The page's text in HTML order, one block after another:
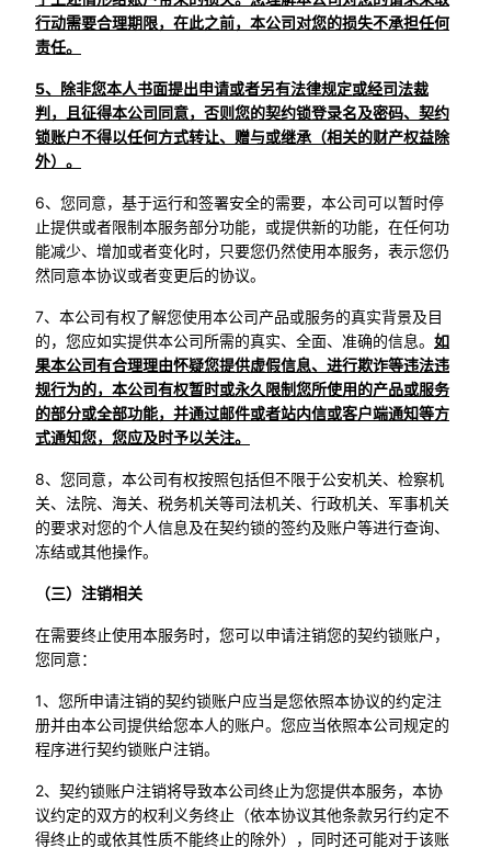
行动需要合理期限，在此之前，本公司对您的损失不承担任何
责任。
5、除非您本人书面提出申请或者另有法律规定或经司法裁
判，且征得本公司同意，否则您的契约锁登录名及密码、契约
锁账户不得以任何方式转让、赠与或继承（相关的财产权益除
外）。
6、您同意，基于运行和签署安全的需要，本公司可以暂时停
止提供或者限制本服务部分功能，或提供新的功能，在任何功
能减少、增加或者变化时，只要您仍然使用本服务，表示您仍
然同意本协议或者变更后的协议。
7、本公司有权了解您使用本公司产品或服务的真实背景及目
的，您应如实提供本公司所需的真实、全面、准确的信息。 如
果本公司有合理理由怀疑您提供虚假信息、进行欺诈等违法违
规行为的，本公司有权暂时或永久限制您所使用的产品或服务
的部分或全部功能，并通过邮件或者站内信或客户端通知等方
式通知您，您应及时予以关注。
8、您同意，本公司有权按照包括但不限于公安机关、检察机
关、法院、海关、税务机关等司法机关、行政机关、军事机关
的要求对您的个人信息及在契约锁的签约及账户等进行查询、
冻结或其他操作。
（三）注销相关
在需要终止使用本服务时，您可以申请注销您的契约锁账户，
您同意：
1、您所申请注销的契约锁账户应当是您依照本协议的约定注
册并由本公司提供给您本人的账户。您应当依照本公司规定的
程序进行契约锁账户注销。
2、契约锁账户注销将导致本公司终止为您提供本服务，本协
议约定的双方的权利义务终止（依本协议其他条款另行约定不
得终止的或依其性质不能终止的除外），同时还可能对于该账